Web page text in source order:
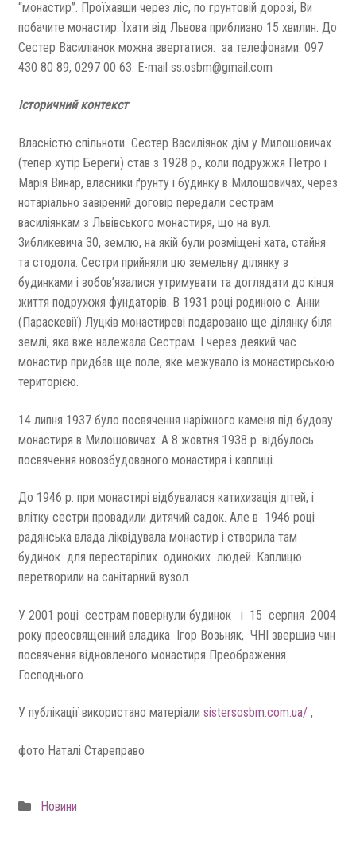
“монастир”. Проїхавши через ліс, по грунтовій дорозі, Ви
побачите монастир. Їхати від Львова приблизно 15 хвилин. До
Сестер Василіанок можна звертатися: за телефонами: 097
430 80 89, 0297 00 63. E-mail ss.osbm@gmail.com
Історичний контекст
Власністю спільноти Сестер Василіянок дім у Милошовичах
(тепер хутір Береги) став з 1928 р., коли подружжя Петро і
Марія Винар, власники ґрунту і будинку в Милошовичах, через
нотаріально завірений договір передали сестрам
василіянкам з Львівського монастиря, що на вул.
Зибликевича 30, землю, на якій були розміщені хата, стайня
та стодола. Сестри прийняли цю земельну ділянку з
будинками і зобов’язалися утримувати та доглядати до кінця
життя подружжя фундаторів. В 1931 році родиною с. Анни
(Параскевії) Луцків монастиреві подаровано ще ділянку біля
землі, яка вже належала Сестрам. І через деякий час
монастир придбав ще поле, яке межувало із монастирською
територією.
14 липня 1937 було посвячення наріжного каменя під будову
монастиря в Милошовичах. А 8 жовтня 1938 р. відбулось
посвячення новозбудованого монастиря і каплиці.
До 1946 р. при монастирі відбувалася катихизація дітей, і
влітку сестри провадили дитячий садок. Але в 1946 році
радянська влада ліквідувала монастир і створила там
будинок для перестарілих одиноких людей. Каплицю
перетворили на санітарний вузол.
У 2001 році сестрам повернули будинок і 15 серпня 2004
року преосвященний владика Ігор Возьняк, ЧНІ звершив чин
посвячення відновленого монастиря Преображення
Господнього.
У публікації використано матеріали sistersosbm.com.ua/ ,
фото Наталі Стареправо
Рубрика
Новини